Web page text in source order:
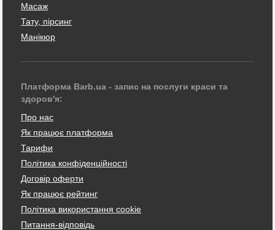
Масаж
Тату, пірсинг
Манікюр
Платформа Barb.ua - запис на послуги краси та
здоров'я:
Про нас
Як працює платформа
Тарифи
Політика конфіденційності
Договір оферти
Як працює рейтинг
Політика використання cookie
Питання-відповідь